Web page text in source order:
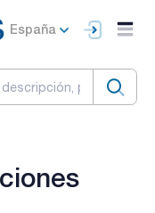
España